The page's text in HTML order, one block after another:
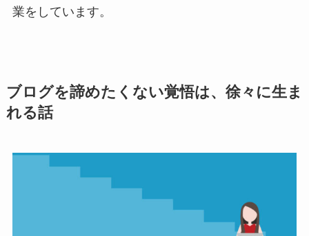
業をしています。
ブログを諦めたくない覚悟は、徐々に生ま
れる話